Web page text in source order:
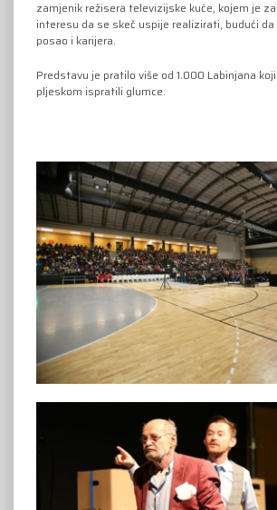
zamjenik režisera televizijske kuće, kojem je
interesu da se skeč uspije realizirati, budući
posao i karijera.
Predstavu je pratilo više od 1.000 Labinjana
pljeskom ispratili glumce.